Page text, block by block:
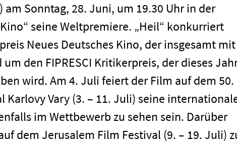
am Sonntag, 28. Juni, um 19.30 Uhr in der
seine Weltpremiere. „Heil“ konkurriert
Neues Deutsches Kino, der insgesamt mit
den FIPRESCI Kritikerpreis, der dieses
wird. Am 4. Juli feiert der Film auf dem 50.
Vary (3. – 11. Juli) seine
im Wettbewerb zu sehen sein. Darüber
dem Jerusalem Film Festival (9. – 19. Juli)